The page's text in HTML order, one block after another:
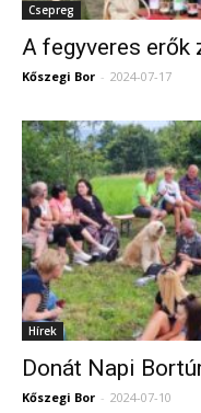
Csepreg
A fegyveres erők
Kőszegi Bor - 2024-07-17
Hírek
Donát Napi
Kőszegi Bor - 2024-07-10